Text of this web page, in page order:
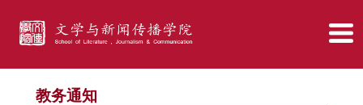
教务通知